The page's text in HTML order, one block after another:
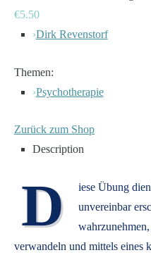
€5.50
›Dirk Revenstorf
Themen:
›Psychotherapie
Zurück zum Shop
Description
D
iese Übung
unvereinbar
verwandeln und mittels eines